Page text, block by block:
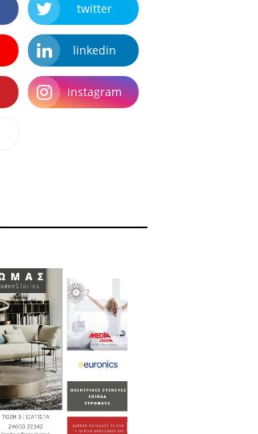
twitter
linkedin
instagram